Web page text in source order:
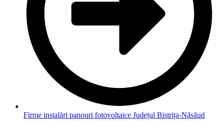
Firme instalări panouri fotovoltaice Județul Bistrița-Năsăud